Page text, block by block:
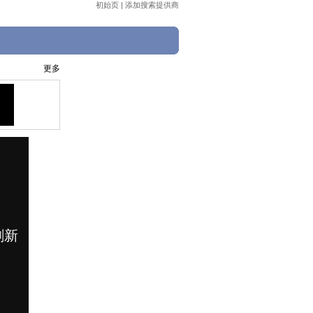
初始页 | 添加搜索提供商
更多